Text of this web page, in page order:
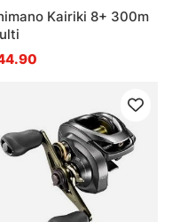
Kairiki 8+ 300m